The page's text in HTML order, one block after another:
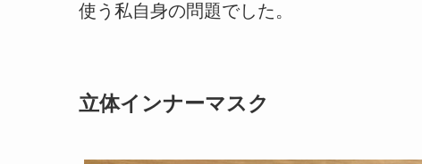
使う私自身の問題でした。
立体インナーマスク